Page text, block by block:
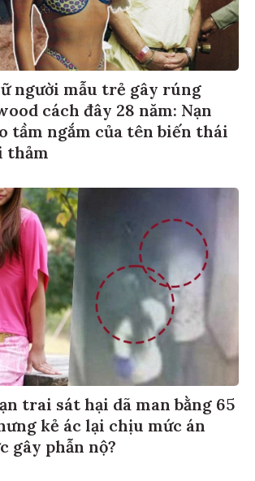
người mẫu trẻ gây rúng
cách đây 28 năm: Nạn
tầm ngắm của tên biến thái
thảm
trai sát hại dã man bằng 65
kẻ ác lại chịu mức án
gây phẫn nộ?